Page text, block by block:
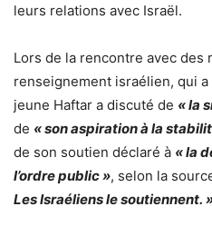
leurs relations avec Israël.
Lors de la rencontre avec des
renseignement israélien, qui
jeune Haftar a discuté de « la
de « son aspiration à la
de son soutien déclaré à « la
l’ordre public », selon la
Les Israéliens le soutiennent.